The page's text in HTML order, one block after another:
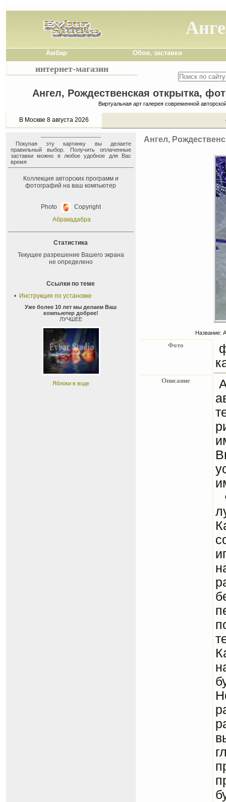
Амбар Обои, заставки
интернет-магазин
Ангел, Рождественская открытка,
Виртуальная арт галерея современной
В Москве 8 августа 2026
Покупая эту картинку вы делаете
правильный выбор. Получить оплаченные
заставки можно в любое удобное для Вас
время
Коллекция авторских программ и
фотографий на ваш компьютер
Photo
Copyright
Абракадабра
Статистика
Текущее разрешение Вашего экрана
не определено
Ссылки по теме
• Инструкция по установке
Уже более 10 лет мы делаем Ваш
компьютер добрее!
ЛУЧШЕЕ
Яблоки в воде
Ангел,
Название:
Фото
Описание